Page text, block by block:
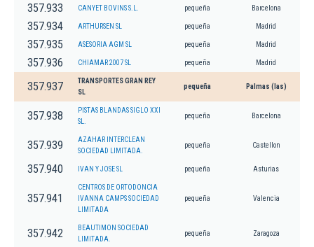
357.933 CANYET BOVINS S.L. pequeña Barcelona
357.934 ARTHURSEN SL pequeña Madrid
357.935 ASESORIA AGM SL pequeña Madrid
357.936 CHIAMAR 2007 SL pequeña Madrid
357.937
TRANSPORTES GRAN REY
SL
pequeña Palmas (las)
357.938
PISTAS BLANDAS SIGLO XXI
SL.
pequeña Barcelona
357.939
AZAHAR INTERCLEAN
SOCIEDAD LIMITADA.
pequeña Castellon
357.940 IVAN Y JOSE SL pequeña Asturias
357.941
CENTROS DE ORTODONCIA
IVANNA CAMPS SOCIEDAD
LIMITADA
pequeña Valencia
357.942
BEAUTIMON SOCIEDAD
LIMITADA.
pequeña Zaragoza